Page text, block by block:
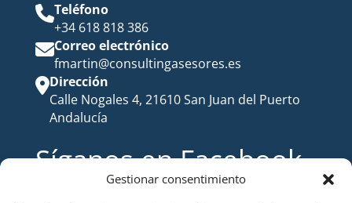
Gestionar consentimiento
Teléfono
+34 618 818 386
Correo electrónico
fmartin@consultingasesores.es
Dirección
Calle Nogales 4, 21610 San Juan del Puerto
Andalucía
Síganos en Facebook